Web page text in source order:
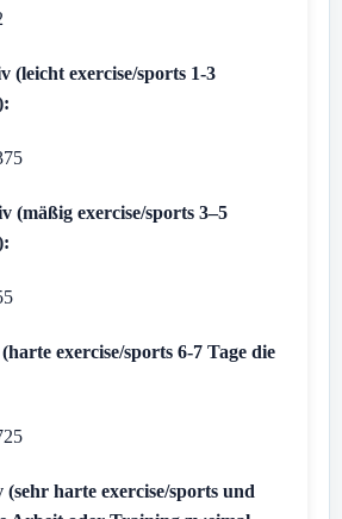
(leicht exercise/sports 1-3
(mäßig exercise/sports 3–5
exercise/sports 6-7 Tage die
harte exercise/sports und